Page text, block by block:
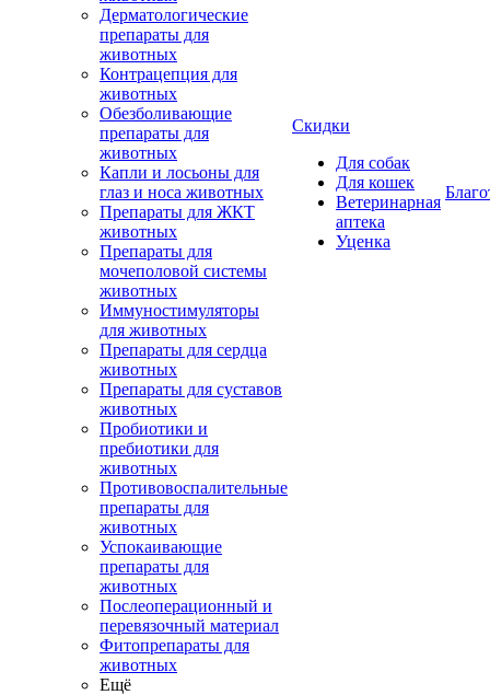
Дерматологические
препараты для
животных
Контрацепция для
животных
Обезболивающие
препараты для
животных
Капли и лосьоны для
глаз и носа животных
Препараты для ЖКТ
животных
Препараты для
мочеполовой системы
животных
Иммуностимуляторы
для животных
Препараты для сердца
животных
Препараты для суставов
животных
Пробиотики и
пребиотики для
животных
Противовоспалительные
препараты для
животных
Успокаивающие
препараты для
животных
Послеоперационный и
перевязочный материал
Фитопрепараты для
животных
Ещё
Скидки
Для собак
Для кошек
Ветеринарная
аптека
Уценка